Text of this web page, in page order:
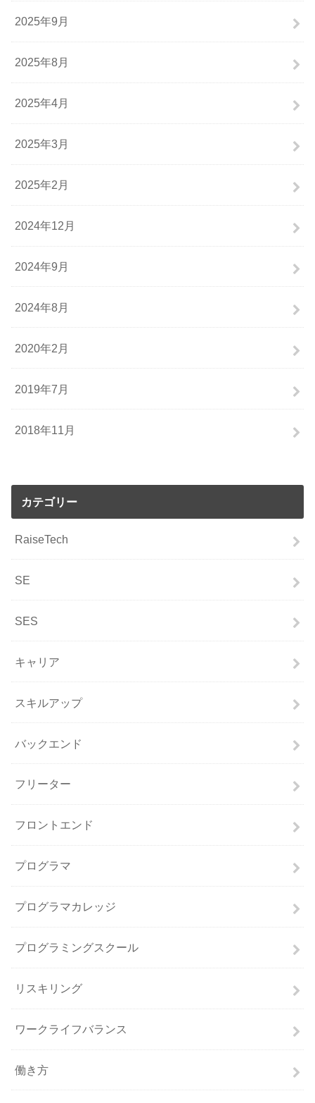
2025年9月
2025年8月
2025年4月
2025年3月
2025年2月
2024年12月
2024年9月
2024年8月
2020年2月
2019年7月
2018年11月
カテゴリー
RaiseTech
SE
SES
キャリア
スキルアップ
バックエンド
フリーター
フロントエンド
プログラマ
プログラマカレッジ
プログラミングスクール
リスキリング
ワークライフバランス
働き方